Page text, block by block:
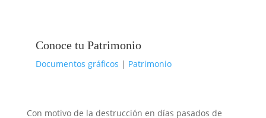
Conoce tu Patrimonio
Documentos gráficos | Patrimonio
Con motivo de la destrucción en días pasados de